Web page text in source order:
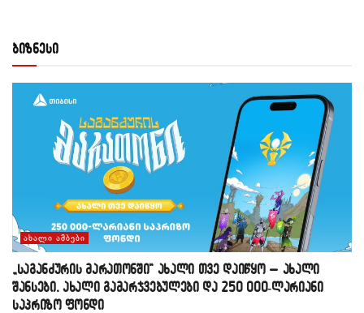
ბიზნესი
ᲐᲮᲐᲚᲘ ᲐᲛᲑᲔᲑᲘ
„საგანძურის მარათონში“ ახალი თვე დაიწყო – ახალი
შანსები, ახალი გამარჯვებულები და 250 000-ლარიანი
საპრიზო ფონდი